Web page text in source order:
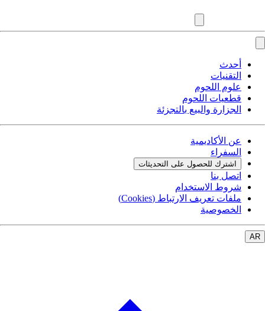
أحدث
التقنيات
علوم اللحوم
قطعيات اللحوم
الجزارة والبيع بالتجزئة
عن الأكاديمية
السفراء
اشترك للحصول على التحديثات
اتصل بنا
شروط الاستخدام
ملفات تعريف الارتباط (Cookies)
الخصوصية
AR